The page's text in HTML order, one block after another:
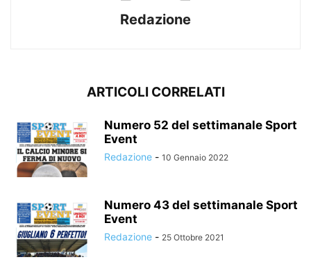
Redazione
ARTICOLI CORRELATI
Numero 52 del settimanale Sport
Event
Redazione - 10 Gennaio 2022
Numero 43 del settimanale Sport
Event
Redazione - 25 Ottobre 2021